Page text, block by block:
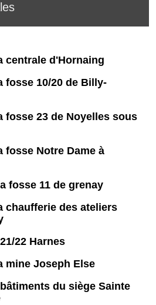
centrale d'Hornaing
fosse 10/20 de Billy-
fosse 23 de Noyelles sous
fosse Notre Dame à
fosse 11 de grenay
chaufferie des ateliers
22 Harnes
mine Joseph Else
du siège Sainte